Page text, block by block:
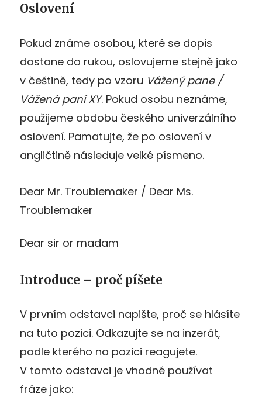
Oslovení
Pokud známe osobou, které se dopis
dostane do rukou, oslovujeme stejně jako
v češtině, tedy po vzoru Vážený pane /
Vážená paní XY. Pokud osobu neznáme,
použijeme obdobu českého univerzálního
oslovení. Pamatujte, že po oslovení v
angličtině následuje velké písmeno.
Dear Mr. Troublemaker / Dear Ms.
Troublemaker
Dear sir or madam
Introduce – proč píšete
V prvním odstavci napište, proč se hlásíte
na tuto pozici. Odkazujte se na inzerát,
podle kterého na pozici reagujete.
V tomto odstavci je vhodné používat
fráze jako: